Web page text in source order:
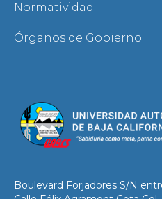
Normatividad
Órganos de Gobierno
Boulevard Forjadores S/N